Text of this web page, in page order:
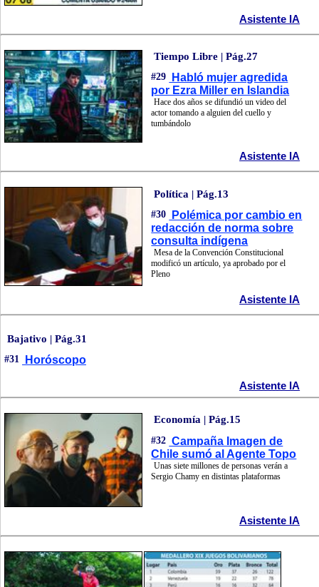
Asistente IA
Tiempo Libre | Pág.27
#29
Habló mujer agredida
por Ezra Miller en Islandia
Hace dos años se difundió un video del
actor tomando a alguien del cuello y
tumbándolo
Asistente IA
Política | Pág.13
#30
Polémica por cambio en
redacción de norma sobre
consulta indígena
Mesa de la Convención Constitucional
modificó un artículo, ya aprobado por el
Pleno
Asistente IA
Bajativo | Pág.31
#31 Horóscopo
Asistente IA
Economía | Pág.15
#32 Campaña Imagen de
Chile sumó al Agente Topo
Unas siete millones de personas verán a
Sergio Chamy en distintas plataformas
Asistente IA